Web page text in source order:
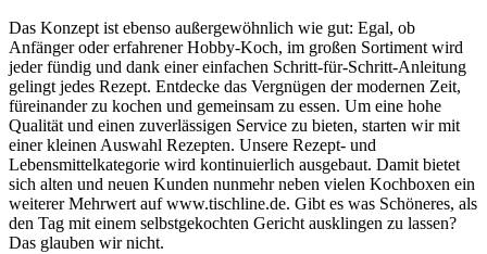
Das Konzept ist ebenso außergewöhnlich wie gut: Egal, ob
Anfänger oder erfahrener Hobby-Koch, im großen Sortiment wird
jeder fündig und dank einer einfachen Schritt-für-Schritt-Anleitung
gelingt jedes Rezept. Entdecke das Vergnügen der modernen Zeit,
füreinander zu kochen und gemeinsam zu essen. Um eine hohe
Qualität und einen zuverlässigen Service zu bieten, starten wir mit
einer kleinen Auswahl Rezepten. Unsere Rezept- und
Lebensmittelkategorie wird kontinuierlich ausgebaut. Damit bietet
sich alten und neuen Kunden nunmehr neben vielen Kochboxen ein
weiterer Mehrwert auf www.tischline.de. Gibt es was Schöneres, als
den Tag mit einem selbstgekochten Gericht ausklingen zu lassen?
Das glauben wir nicht.